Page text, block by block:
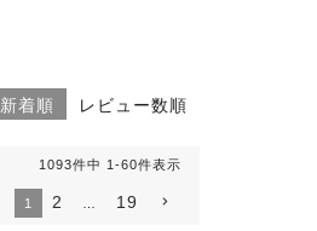
新着順 レビュー数順
1093件中 1 -60件表示
1 2 19